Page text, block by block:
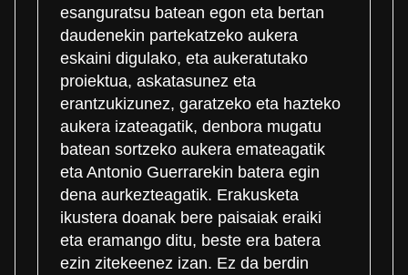
esanguratsu batean egon eta bertan
daudenekin partekatzeko aukera
eskaini digulako, eta aukeratutako
proiektua, askatasunez eta
erantzukizunez, garatzeko eta hazteko
aukera izateagatik, denbora mugatu
batean sortzeko aukera emateagatik
eta Antonio Guerrarekin batera egin
dena aurkezteagatik. Erakusketa
ikustera doanak bere paisaiak eraiki
eta eramango ditu, beste era batera
ezin zitekeenez izan. Ez da berdin